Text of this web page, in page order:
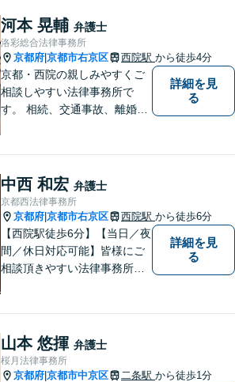
河本 晃輔 弁護士
洛彩総合法律事務所
京都府 京都市右京区 西院駅 から徒歩4分
京都・西院の親しみやすくご
相談しやすい法律事務所で
す。 相続、交通事故、離婚、
詳細を見
る
中西 和宏 弁護士
京都西法律事務所
京都府 京都市右京区 西院駅 から徒歩6分
【西院駅徒歩6分】【当日／夜
間／休日対応可能】皆様にご
相談頂きやすい法律事務所を
応可能。【法テラス利用可】
ご相談者様に寄り添って対
応。お悩みの方はお気軽にご
詳細を見
る
山本 悠揮 弁護士
桜月法律事務所
京都府 京都市中京区 二条駅 から徒歩1分